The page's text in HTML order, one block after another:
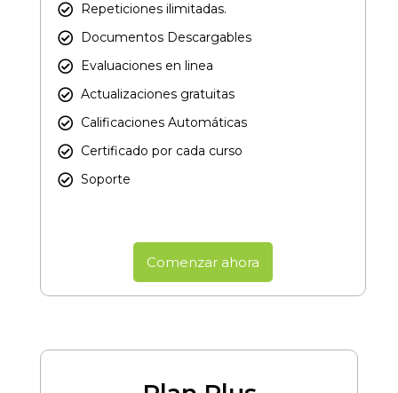
Repeticiones ilimitadas.
Documentos Descargables
Evaluaciones en linea
Actualizaciones gratuitas
Calificaciones Automáticas
Certificado por cada curso​
Soporte
Comenzar ahora